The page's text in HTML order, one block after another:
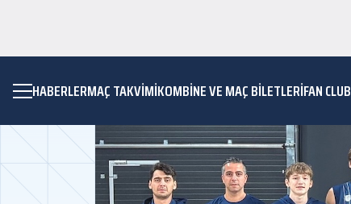
HABERLERMAÇ TAKVIMIKOMBİNE VE MAÇ BİLETLERİFAN CLUB